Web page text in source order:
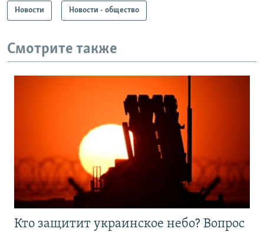
Новости Новости - общество
Смотрите также
Кто защитит украинское небо? Вопрос